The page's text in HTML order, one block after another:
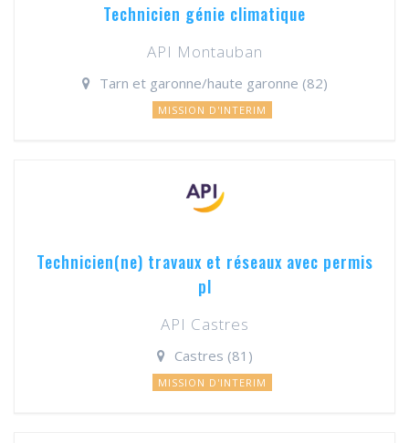
Technicien génie climatique
API Montauban
Tarn et garonne/haute garonne (82)
MISSION D'INTERIM
Technicien(ne) travaux et réseaux avec permis
pl
API Castres
Castres (81)
MISSION D'INTERIM